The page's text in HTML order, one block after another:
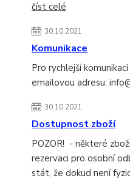
číst celé
30.10.2021
Komunikace
Pro rychlejší
emailovou adresu:
30.10.2021
Dostupnost zboží
POZOR! - některé
rezervaci pro osobní
stát, že dokud není